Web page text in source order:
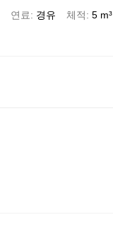
연료 경유 체적 5 m³